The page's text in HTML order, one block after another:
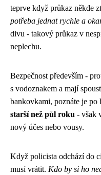
teprve když průkaz někde
potřeba jednat rychle a
divu - takový průkaz v
neplechu.
Bezpečnost především -
s vodoznakem a mají
bankovkami, poznáte je po
starší než půl roku - však
nový účes nebo vousy.
Když policista odchází do
musí vrátit. Kdo by si ho